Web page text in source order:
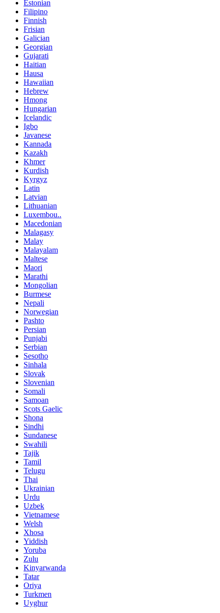
Estonian
Filipino
Finnish
Frisian
Galician
Georgian
Gujarati
Haitian
Hausa
Hawaiian
Hebrew
Hmong
Hungarian
Icelandic
Igbo
Javanese
Kannada
Kazakh
Khmer
Kurdish
Kyrgyz
Latin
Latvian
Lithuanian
Luxembou..
Macedonian
Malagasy
Malay
Malayalam
Maltese
Maori
Marathi
Mongolian
Burmese
Nepali
Norwegian
Pashto
Persian
Punjabi
Serbian
Sesotho
Sinhala
Slovak
Slovenian
Somali
Samoan
Scots Gaelic
Shona
Sindhi
Sundanese
Swahili
Tajik
Tamil
Telugu
Thai
Ukrainian
Urdu
Uzbek
Vietnamese
Welsh
Xhosa
Yiddish
Yoruba
Zulu
Kinyarwanda
Tatar
Oriya
Turkmen
Uyghur